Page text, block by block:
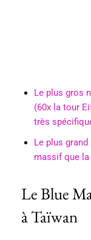
Le plus gros
(60x la tour
très
Le plus
massif que
Le Blue
à Taïwan